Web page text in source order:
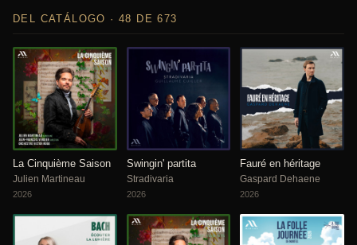
DEL CATÁLOGO · 48 DE 673
La Cinquième Saison
Julien Martineau
2026
Swingin' partita
Stradivaria
2026
Fauré en héritage
Gaspard Dehaene
2026